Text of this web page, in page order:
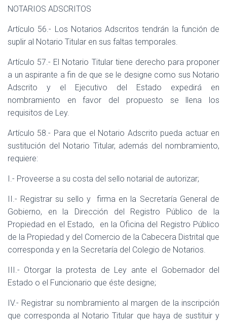
NOTARIOS ADSCRITOS
Artículo 56.- Los Notarios Adscritos tendrán la función de
suplir al Notario Titular en sus faltas temporales.
Artículo 57.- El Notario Titular tiene derecho para proponer
a un aspirante a fin de que se le designe como sus Notario
Adscrito y el Ejecutivo del Estado expedirá en
nombramiento en favor del propuesto se llena los
requisitos de Ley.
Artículo 58.- Para que el Notario Adscrito pueda actuar en
sustitución del Notario Titular, además del nombramiento,
requiere:
I.- Proveerse a su costa del sello notarial de autorizar;
II.- Registrar su sello y
firma en la Secretaría General de
Gobierno, en la Dirección del Registro Público de la
Propiedad en el Estado,
en la Oficina del Registro Público
de la Propiedad y del Comercio de la Cabecera Distrital que
corresponda y en la Secretaría del Colegio de Notarios.
III.- Otorgar la protesta de Ley ante el Gobernador del
Estado o el Funcionario que éste designe;
IV.- Registrar su nombramiento al margen de la inscripción
que corresponda al Notario Titular que haya de sustituir y